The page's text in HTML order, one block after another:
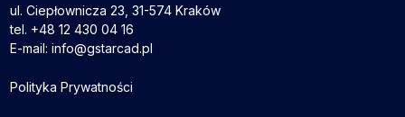
ul. Ciepłownicza 23, 31-574 Kraków
tel. +48 12 430 04 16
E-mail: info@gstarcad.pl
Polityka Prywatności